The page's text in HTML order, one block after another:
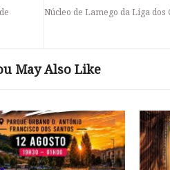
Núcleo de Lamego da Liga
May Also Like